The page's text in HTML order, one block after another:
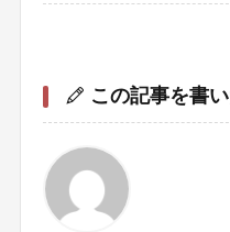
この記事を書